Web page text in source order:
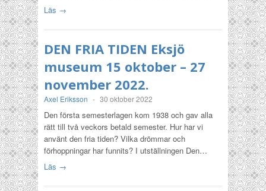
Läs →
DEN FRIA TIDEN Eksjö
museum 15 oktober – 27
november 2022.
Axel Eriksson - 30 oktober 2022
Den första semesterlagen kom 1938 och gav alla
rätt till två veckors betald semester. Hur har vi
använt den fria tiden? Vilka drömmar och
förhoppningar har funnits? I utställningen Den…
Läs →